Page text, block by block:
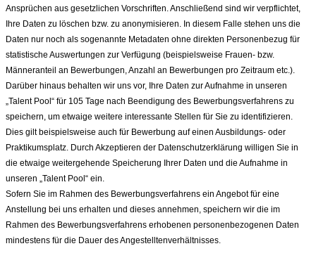
Ansprüchen aus gesetzlichen Vorschriften. Anschließend sind wir verpflichtet,
Ihre Daten zu löschen bzw. zu anonymisieren. In diesem Falle stehen uns die
Daten nur noch als sogenannte Metadaten ohne direkten Personenbezug für
statistische Auswertungen zur Verfügung (beispielsweise Frauen- bzw.
Männeranteil an Bewerbungen, Anzahl an Bewerbungen pro Zeitraum etc.).
Darüber hinaus behalten wir uns vor, Ihre Daten zur Aufnahme in unseren
„Talent Pool“ für 105 Tage nach Beendigung des Bewerbungsverfahrens zu
speichern, um etwaige weitere interessante Stellen für Sie zu identifizieren.
Dies gilt beispielsweise auch für Bewerbung auf einen Ausbildungs- oder
Praktikumsplatz. Durch Akzeptieren der Datenschutzerklärung willigen Sie in
die etwaige weitergehende Speicherung Ihrer Daten und die Aufnahme in
unseren „Talent Pool“ ein.
Sofern Sie im Rahmen des Bewerbungsverfahrens ein Angebot für eine
Anstellung bei uns erhalten und dieses annehmen, speichern wir die im
Rahmen des Bewerbungsverfahrens erhobenen personenbezogenen Daten
mindestens für die Dauer des Angestelltenverhältnisses.